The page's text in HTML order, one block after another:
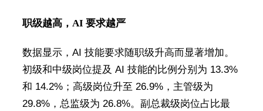
职级越高，AI 要求越严
数据显示，AI 技能要求随职级升高而显著增加。
初级和中级岗位提及 AI 技能的比例分别为 13.3%
和 14.2%；高级岗位升至 26.9%，主管级为
29.8%，总监级为 26.8%。副总裁级岗位占比最